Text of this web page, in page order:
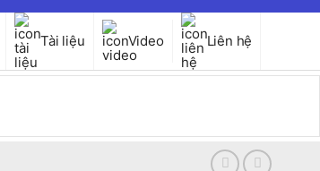
Tài liệu Video Liên hệ